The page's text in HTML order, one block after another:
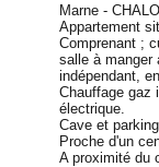
Marne -
Appartement
Comprenant ;
salle à manger
indépendant,
Chauffage gaz
électrique.
Cave et
Proche d'un
A proximité du